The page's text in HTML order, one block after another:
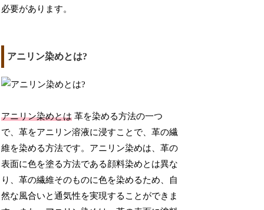
必要があります。
アニリン染めとは?
アニリン染めとは 革を染める方法の一つ
で、革をアニリン溶液に浸すことで、革の繊
維を染める方法です。アニリン染めは、革の
表面に色を塗る方法である顔料染めとは異な
り、革の繊維そのものに色を染めるため、自
然な風合いと通気性を実現することができま